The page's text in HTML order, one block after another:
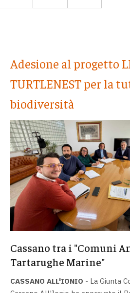
Adesione al progetto
TURTLENEST per la
biodiversità
Cassano tra i "Comuni
Tartarughe Marine"
CASSANO ALL'IONIO - La Giunta